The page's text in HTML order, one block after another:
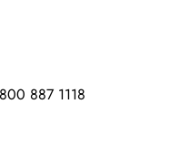
887 1118